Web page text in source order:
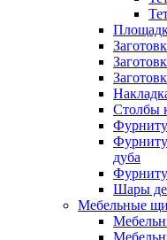
Столбы
дуба
Шары
Мебельные